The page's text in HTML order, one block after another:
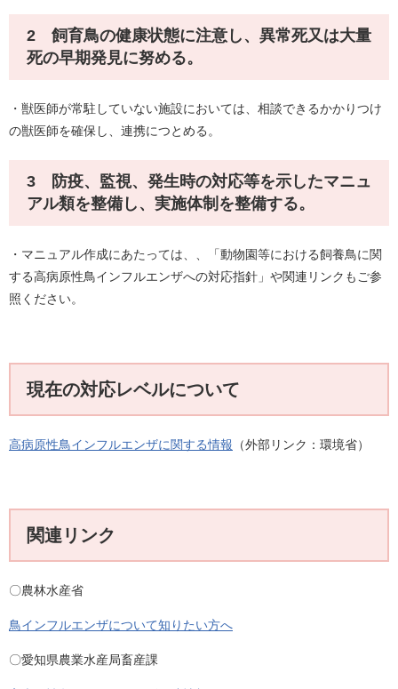
2 飼育鳥の健康状態に注意し、異常死又は大量
死の早期発見に努める。
・獣医師が常駐していない施設においては、相談できるかかりつけ
の獣医師を確保し、連携につとめる。
3 防疫、監視、発生時の対応等を示したマニュ
アル類を整備し、実施体制を整備する。
・マニュアル作成にあたっては、、「動物園等における飼養鳥に関
する高病原性鳥インフルエンザへの対応指針」や関連リンクもご参
照ください。
現在の対応レベルについて
高病原性鳥インフルエンザに関する情報 （外部リンク：環境省）
関連リンク
〇農林水産省
鳥インフルエンザについて知りたい方へ
〇愛知県農業水産局畜産課